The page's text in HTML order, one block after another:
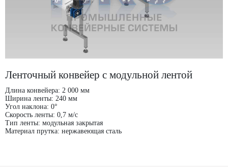
Ленточный конвейер с модульной лентой
Длина конвейера: 2 000 мм
Ширина ленты: 240 мм
Угол наклона: 0°
Скорость ленты: 0,7 м/с
Тип ленты: модульная закрытая
Материал прутка: нержавеющая сталь